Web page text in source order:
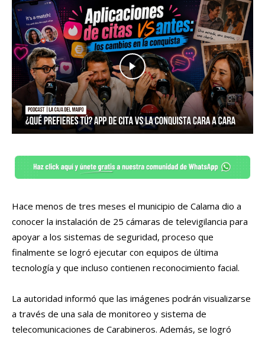
Hace menos de tres meses el municipio de Calama dio a
conocer la instalación de 25 cámaras de televigilancia para
apoyar a los sistemas de seguridad, proceso que
finalmente se logró ejecutar con equipos de última
tecnología y que incluso contienen reconocimiento facial.
La autoridad informó que las imágenes podrán visualizarse
a través de una sala de monitoreo y sistema de
telecomunicaciones de Carabineros. Además, se logró